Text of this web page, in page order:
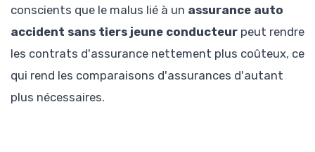
conscients que le malus lié à un assurance auto
accident sans tiers jeune conducteur peut rendre
les contrats d'assurance nettement plus coûteux, ce
qui rend les comparaisons d'assurances d'autant
plus nécessaires.